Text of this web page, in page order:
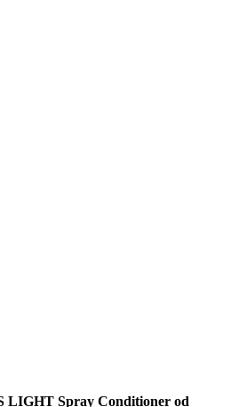
Spray Conditioner od